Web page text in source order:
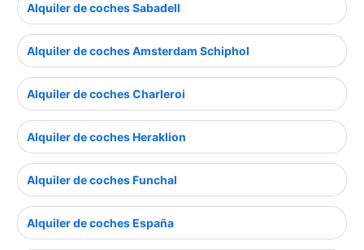
Alquiler de coches Sabadell
Alquiler de coches Amsterdam Schiphol
Alquiler de coches Charleroi
Alquiler de coches Heraklion
Alquiler de coches Funchal
Alquiler de coches España